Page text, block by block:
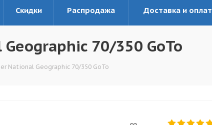
Скидки Распродажа Доставка и
70/350 GoTo
National Geographic 70/350 GoTo